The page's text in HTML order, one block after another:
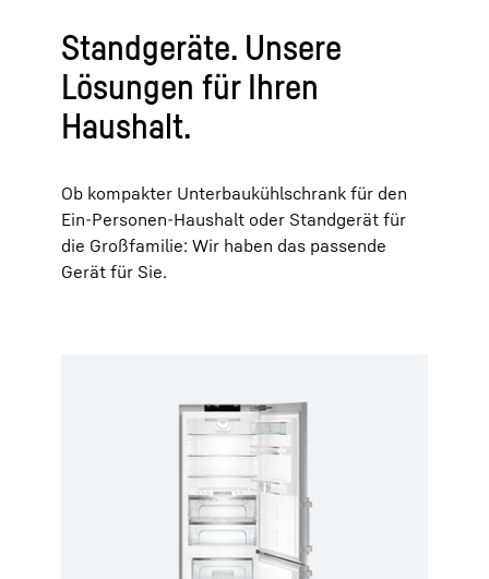
Standgeräte. Unsere
Lösungen für Ihren
Haushalt.
Ob kompakter Unterbaukühlschrank für den
Ein-Personen-Haushalt oder Standgerät für
die Großfamilie: Wir haben das passende
Gerät für Sie.